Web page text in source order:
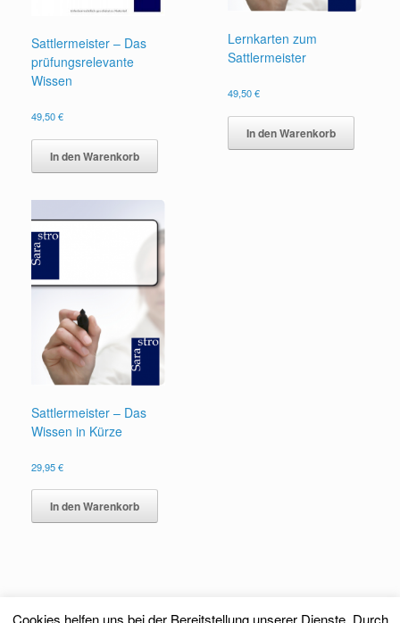
Sattlermeister – Das
prüfungsrelevante
Wissen
49,50€
In den Warenkorb
Lernkarten zum
Sattlermeister
49,50€
In den Warenkorb
Sattlermeister – Das
Wissen in Kürze
29,95€
In den Warenkorb
Cookies helfen uns bei der Bereitstellung unserer Dienste. Durch